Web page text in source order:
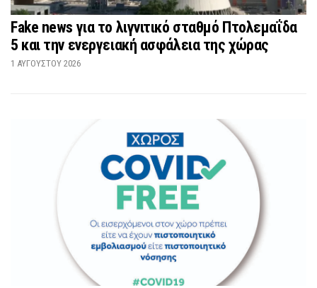
Fake news για το λιγνιτικό σταθμό Πτολεμαΐδα
5 και την ενεργειακή ασφάλεια της χώρας
1 ΑΥΓΟΎΣΤΟΥ 2026